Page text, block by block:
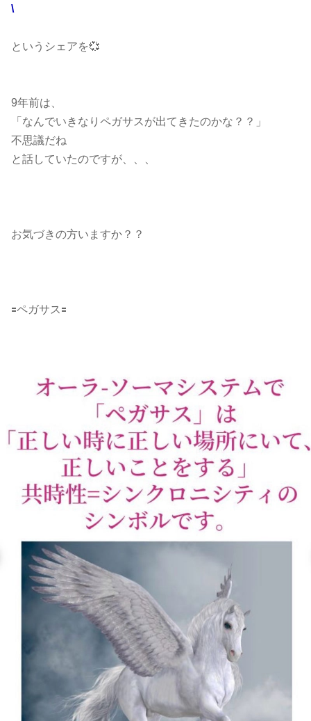
\
というシェアを💞
9年前は、
「なんでいきなりペガサスが出てきたのかな？？」
不思議だね
と話していたのですが、、、
お気づきの方いますか？？
🟰ペガサス🟰